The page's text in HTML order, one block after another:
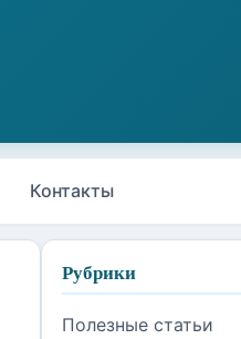
Контакты
Рубрики
Полезные статьи